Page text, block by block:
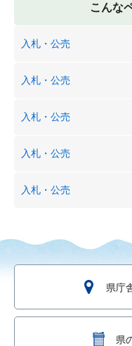
こんな
入札・公売
入札・公売
入札・公売
入札・公売
入札・公売
県庁
県